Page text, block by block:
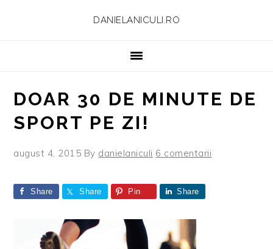
DANIELANICULI.RO
DOAR 30 DE MINUTE DE
SPORT PE ZI!
august 4, 2015 By danielaniculi 6 comentarii
Share Share Pin Share